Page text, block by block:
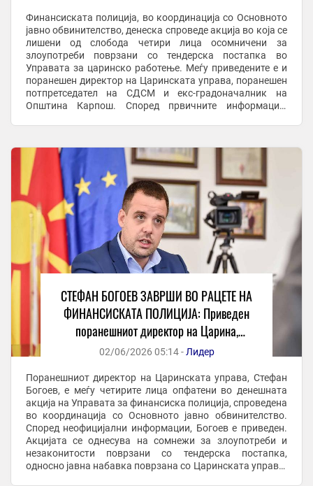
Финансиската полиција, во координација со Основното
јавно обвинителство, денеска спроведе акција во која се
лишени од слобода четири лица осомничени за
злоупотреби поврзани со тендерска постапка во
Управата за царинско работење. Меѓу приведените е и
поранешен директор на Царинската управа, поранешен
потпретседател на СДСМ и екс-градоначалник на
Општина Карпош. Според првичните информации,
СТЕФАН БОГОЕВ ЗАВРШИ ВО РАЦЕТЕ НА
ФИНАНСИСКАТА ПОЛИЦИЈА: Приведен
поранешниот директор на Царина,
осомничен е за злоупотреби со тендер
02/06/2026 05:14 - Лидер
Поранешниот директор на Царинската управа, Стефан
Богоев, е меѓу четирите лица опфатени во денешната
акција на Управата за финансиска полиција, спроведена
во координација со Основното јавно обвинителство.
Според неофицијални информации, Богоев е приведен.
Акцијата се однесува на сомнежи за злоупотреби и
незаконитости поврзани со тендерска постапка,
односно јавна набавка поврзана со Царинската управа.